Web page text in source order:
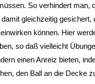
So verhindert man,
gleichzeitig gesichert,
können. Hier
so daß vielleicht
einen Anreiz bieten,
den Ball an die Decke